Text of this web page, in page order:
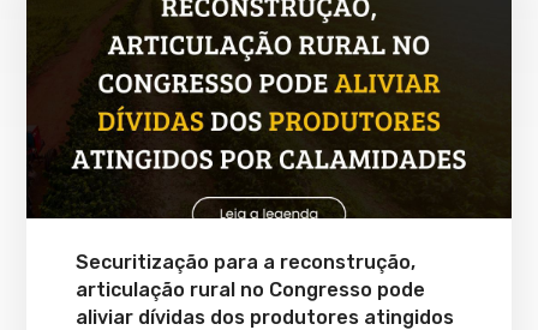
Securitização para a reconstrução,
articulação rural no Congresso pode
aliviar dívidas dos produtores atingidos